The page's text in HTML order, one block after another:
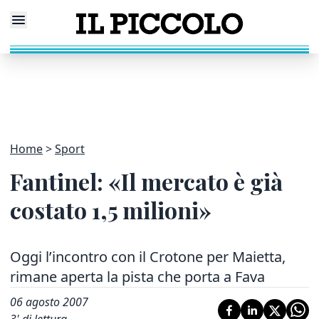
Home Sport
Fantinel: «Il mercato è già
costato 1,5 milioni»
Oggi l’incontro con il Crotone per Maietta,
rimane aperta la pista che porta a Fava
06 agosto 2007